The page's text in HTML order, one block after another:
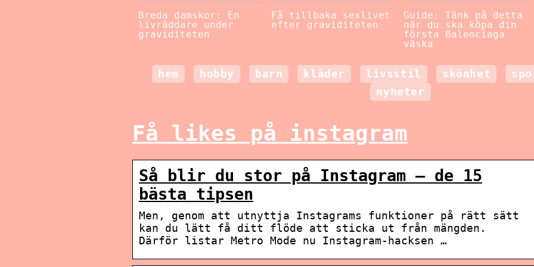
Breda damskor: En
livräddare under
graviditeten
Få tillbaka sexlivet
efter graviditeten
Guide: Tänk på detta
när du ska köpa din
första Balenciaga
väska
hem hobby barn kläder livsstil skönhet
nyheter
Få likes på instagram
Så blir du stor på Instagram – de 15
bästa tipsen
Men, genom att utnyttja Instagrams funktioner på rätt sätt
kan du lätt få ditt flöde att sticka ut från mängden.
Därför listar Metro Mode nu Instagram-hacksen …